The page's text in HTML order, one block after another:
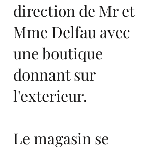
direction de Mr et
Mme Delfau avec
une boutique
donnant sur
l'exterieur.
Le magasin se